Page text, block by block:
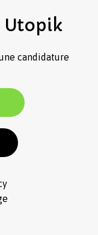
Utopik
candidature